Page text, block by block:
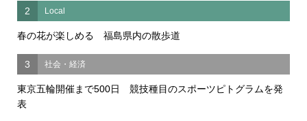
2 Local
春の花が楽しめる 福島県内の散歩道
3 社会・経済
東京五輪開催まで500日 競技種目のスポーツピトグラムを発
表